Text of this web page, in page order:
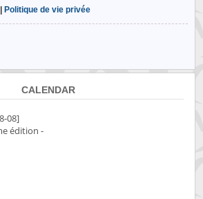
|Politique de vie privée
CALENDAR